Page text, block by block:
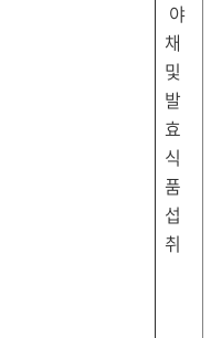
야
채
및
발
효
식
품
섭
취